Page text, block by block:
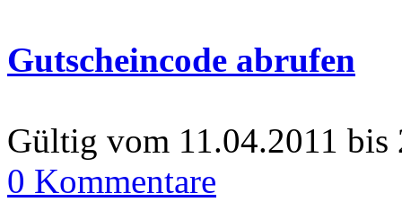
Gutscheincode abrufen
Gültig vom 11.04.2011 bis
0 Kommentare